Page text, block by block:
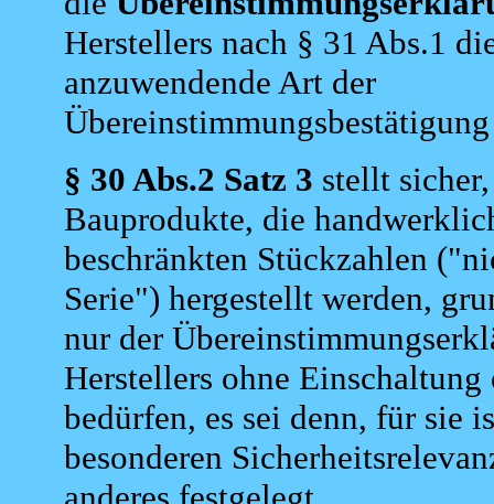
Herstellers nach § 31 Abs.1
anzuwendende Art der
§ 30 Abs.2 Satz 3 stellt
Bauprodukte, die
beschränkten Stückzahlen
Serie") hergestellt werden,
nur der
Herstellers ohne Einschaltung
bedürfen, es sei denn, für sie
besonderen